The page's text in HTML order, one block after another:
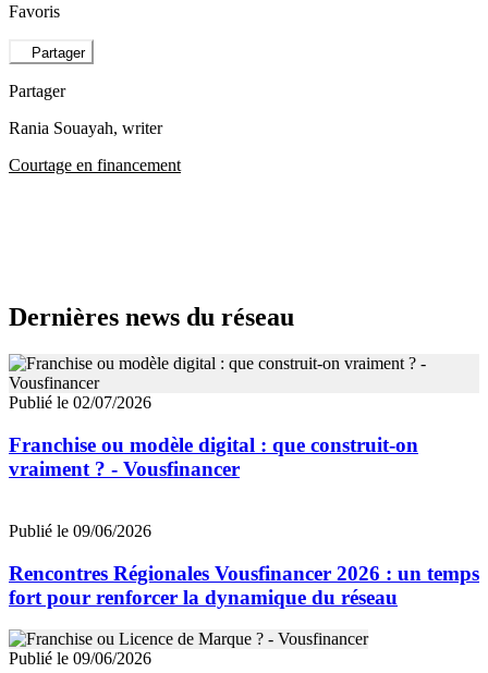
Favoris
Partager
Partager
Rania Souayah, writer
Courtage en financement
Dernières news du réseau
Publié le 02/07/2026
Franchise ou modèle digital : que construit-on
vraiment ? - Vousfinancer
Publié le 09/06/2026
Rencontres Régionales Vousfinancer 2026 : un temps
fort pour renforcer la dynamique du réseau
Publié le 09/06/2026